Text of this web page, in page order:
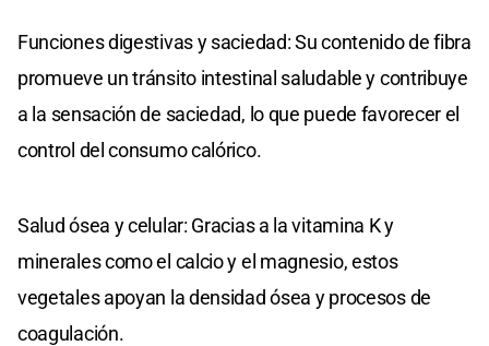
Funciones digestivas y saciedad: Su contenido de fibra
promueve un tránsito intestinal saludable y contribuye
a la sensación de saciedad, lo que puede favorecer el
control del consumo calórico.
Salud ósea y celular: Gracias a la vitamina K y
minerales como el calcio y el magnesio, estos
vegetales apoyan la densidad ósea y procesos de
coagulación.